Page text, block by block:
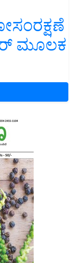
ಮೂಲಕ